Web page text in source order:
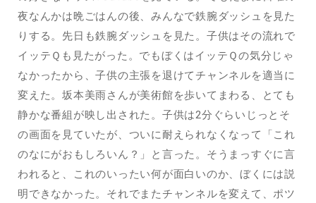
夜なんかは晩ごはんの後、みんなで鉄腕ダッシュを見た
りする。先日も鉄腕ダッシュを見た。子供はその流れで
イッテＱも見たがった。でもぼくはイッテＱの気分じゃ
なかったから、子供の主張を退けてチャンネルを適当に
変えた。坂本美雨さんが美術館を歩いてまわる、とても
静かな番組が映し出された。子供は2分ぐらいじっとそ
の画面を見ていたが、ついに耐えられなくなって「これ
のなにがおもしろいん？」と言った。そうまっすぐに言
われると、これのいったい何が面白いのか、ぼくには説
明できなかった。それでまたチャンネルを変えて、ポツ